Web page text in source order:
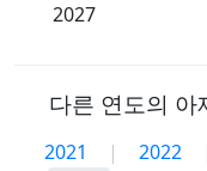
2027
다른 연도의 아
2021 | 2022